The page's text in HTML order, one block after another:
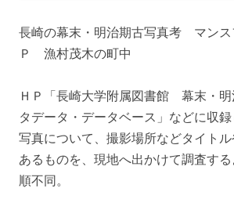
長崎の幕末・明治期古写真考 マン
Ｐ 漁村茂木の町中
ＨＰ「長崎大学附属図書館 幕末・明
タデータ・データベース」などに収
写真について、撮影場所などタイト
あるものを、現地へ出かけて調査する
順不同。